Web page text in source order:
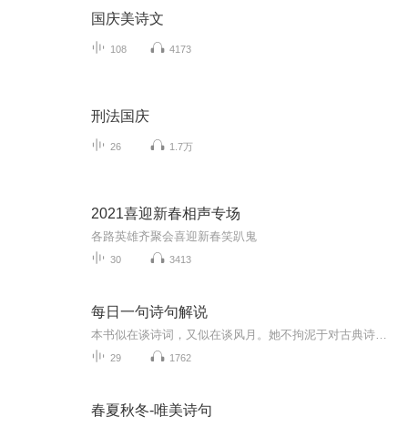
国庆美诗文
108 4173
刑法国庆
26 1.7万
2021喜迎新春相声专场
各路英雄齐聚会喜迎新春笑趴鬼
30 3413
每日一句诗句解说
29 1762
春夏秋冬-唯美诗句